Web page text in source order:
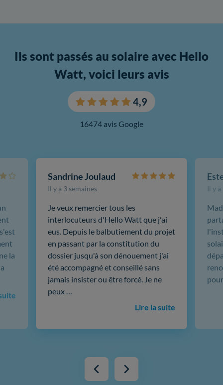
Ils sont passés au solaire avec Hello
Watt, voici leurs avis
4,9
16474 avis Google
Sandrine Joulaud
Il y a 3 semaines
Je veux remercier tous les
interlocuteurs d'Hello Watt que j'ai
eus. Depuis le balbutiement du projet
en passant par la constitution du
dossier jusqu'à son dénouement j'ai
été accompagné et conseillé sans
jamais insister ou être forcé. Je ne
peux …
Lire la suite
Il y
la